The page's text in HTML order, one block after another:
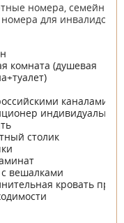
номера, семейные
для инвалидов.
комната (душевая
каналами
индивидуальный
столик
вешалками
кровать при